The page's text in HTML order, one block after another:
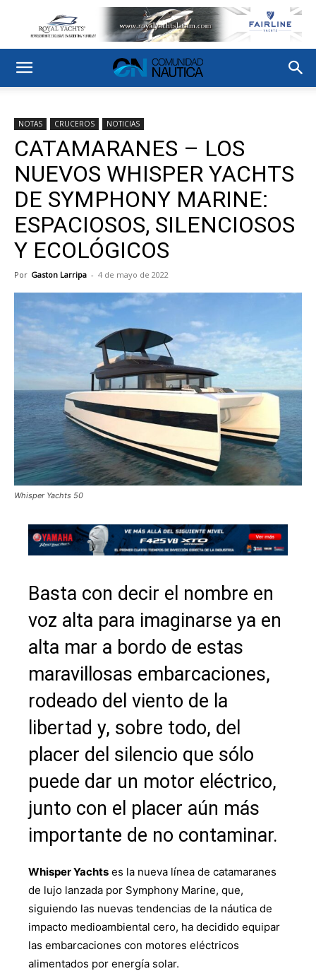
NOTAS CRUCEROS NOTICIAS
CATAMARANES – LOS
NUEVOS WHISPER YACHTS
DE SYMPHONY MARINE:
ESPACIOSOS, SILENCIOSOS
Y ECOLÓGICOS
Por Gaston Larripa - 4 de mayo de 2022
Whisper Yachts 50
Basta con decir el nombre en
voz alta para imaginarse ya en
alta mar a bordo de estas
maravillosas embarcaciones,
rodeado del viento de la
libertad y, sobre todo, del
placer del silencio que sólo
puede dar un motor eléctrico,
junto con el placer aún más
importante de no contaminar.
Whisper Yachts es la nueva línea de catamaranes
de lujo lanzada por Symphony Marine, que,
siguiendo las nuevas tendencias de la náutica de
impacto medioambiental cero, ha decidido equipar
las embarcaciones con motores eléctricos
alimentados por energía solar.